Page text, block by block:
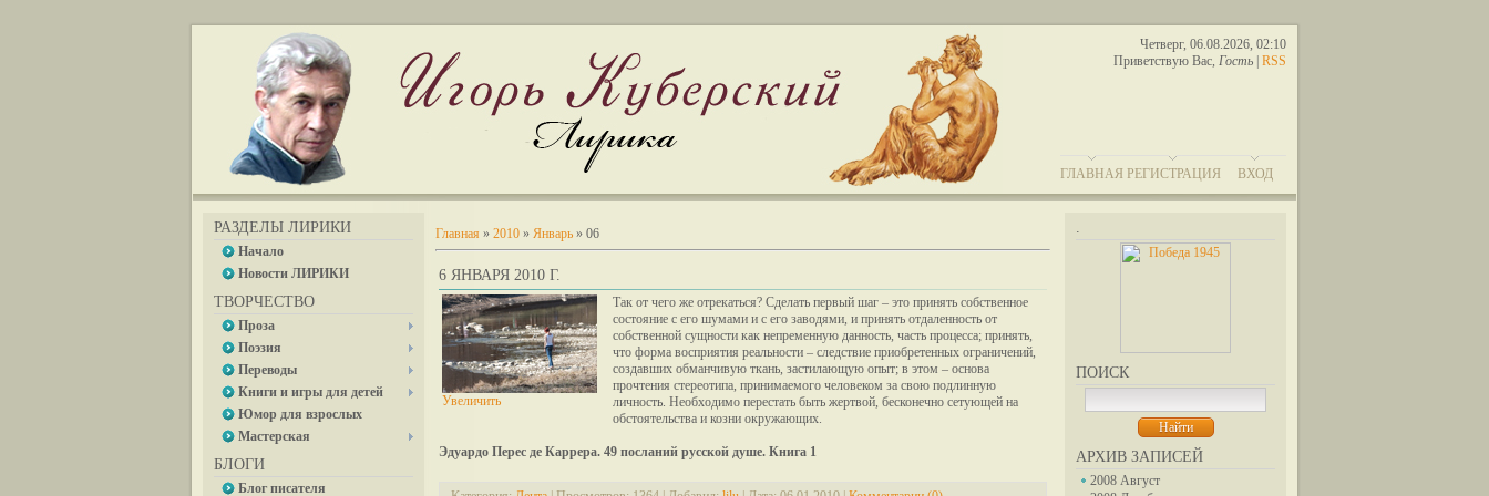
Четверг, 06.08.2026, 02:10
Приветствую Вас, Гость RSS
ГЛАВНАЯ РЕГИСТРАЦИЯ ВХОД
РАЗДЕЛЫ ЛИРИКИ
Начало
Новости ЛИРИКИ
ТВОРЧЕСТВО
Проза
Поэзия
Переводы
Книги и игры для детей
Юмор для взрослых
Мастерская
БЛОГИ
Блог писателя
.
ПОИСК
АРХИВ ЗАПИСЕЙ
2008 Август
Главная » 2010 » Январь » 06
6 ЯНВАРЯ 2010 Г.
Увеличить
Так от чего же отрекаться? Сделать первый шаг – это принять собственное
состояние с его шумами и с его заводями, и принять отдаленность от
собственной сущности как непременную данность, часть процесса; принять,
что форма восприятия реальности – следствие приобретенных ограничений,
создавших обманчивую ткань, застилающую опыт; в этом – основа
прочтения стереотипа, принимаемого человеком за свою подлинную
личность. Необходимо перестать быть жертвой, бесконечно сетующей на
обстоятельства и козни окружающих.
Эдуардо Перес де Каррера. 49 посланий русской душе. Книга 1